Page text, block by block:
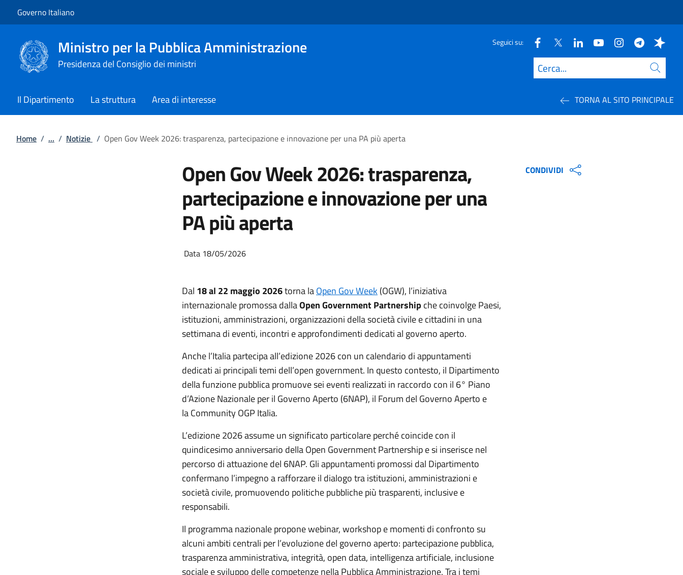
Governo Italiano
Ministro per la Pubblica Amministrazione
Presidenza del Consiglio dei ministri
Seguici su:
Cerca
Il Dipartimento La struttura Area di interesse TORNA AL SITO PRINCIPALE
Home / ... / Notizie / Open Gov Week 2026: trasparenza, partecipazione e innovazione per una PA più aperta
Open Gov Week 2026: trasparenza,
partecipazione e innovazione per una
PA più aperta
Data 18/05/2026
Dal 18 al 22 maggio 2026torna laOpen Gov Week (OGW), l’iniziativa
internazionale promossa dallaOpen Government Partnership che coinvolge Paesi,
istituzioni, amministrazioni, organizzazioni della società civile e cittadini in una
settimana di eventi, incontri e approfondimenti dedicati al governo aperto.
Anche l’Italia partecipa all’edizione 2026 con un calendario di appuntamenti
dedicati ai principali temi dell’open government. In questo contesto, il Dipartimento
della funzione pubblica promuove sei eventi realizzati in raccordo con il 6° Piano
d’Azione Nazionale per il Governo Aperto (6NAP), il Forum del Governo Aperto e
la Community OGP Italia.
L’edizione 2026 assume un significato particolare perché coincide con il
quindicesimo anniversario della Open Government Partnership e si inserisce nel
percorso di attuazione del 6NAP. Gli appuntamenti promossi dal Dipartimento
confermano l’impegno a rafforzare il dialogo tra istituzioni, amministrazioni e
società civile, promuovendo politiche pubbliche più trasparenti, inclusive e
responsabili.
Il programma nazionale propone webinar, workshop e momenti di confronto su
alcuni ambiti centrali per l’evoluzione del governo aperto: partecipazione pubblica,
trasparenza amministrativa, integrità, open data, intelligenza artificiale, inclusione
sociale e sviluppo delle competenze nella Pubblica Amministrazione. Tra i temi
CONDIVIDI